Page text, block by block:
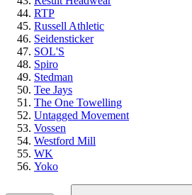
RTP
Russell Athletic
Seidensticker
SOL'S
Spiro
Stedman
Tee Jays
The One Towelling
Untagged Movement
Vossen
Westford Mill
WK
Yoko